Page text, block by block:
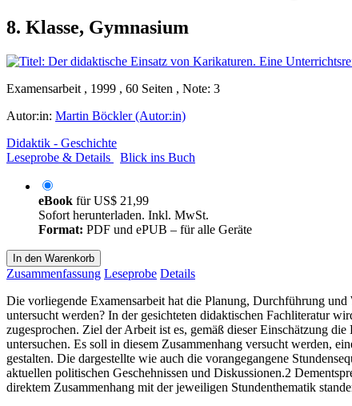
8. Klasse, Gymnasium
Examensarbeit , 1999 , 60 Seiten , Note: 3
Autor:in: Martin Böckler (Autor:in)
Didaktik - Geschichte
Leseprobe & Details
Blick ins Buch
eBook fürUS$ 21,99
Sofort herunterladen. Inkl. MwSt.
Format: PDF und ePUB – für alle Geräte
In den Warenkorb
Zusammenfassung Leseprobe Details
Die vorliegende Examensarbeit hat die Planung, Durchführung
untersucht werden? In der gesichteten didaktischen Fachliteratur
zugesprochen. Ziel der Arbeit ist es, gemäß dieser Einschätzung
untersuchen. Es soll in diesem Zusammenhang versucht werden,
gestalten. Die dargestellte wie auch die vorangegangene
aktuellen politischen Geschehnissen und Diskussionen.2
direktem Zusammenhang mit der jeweiligen Stundenthematik